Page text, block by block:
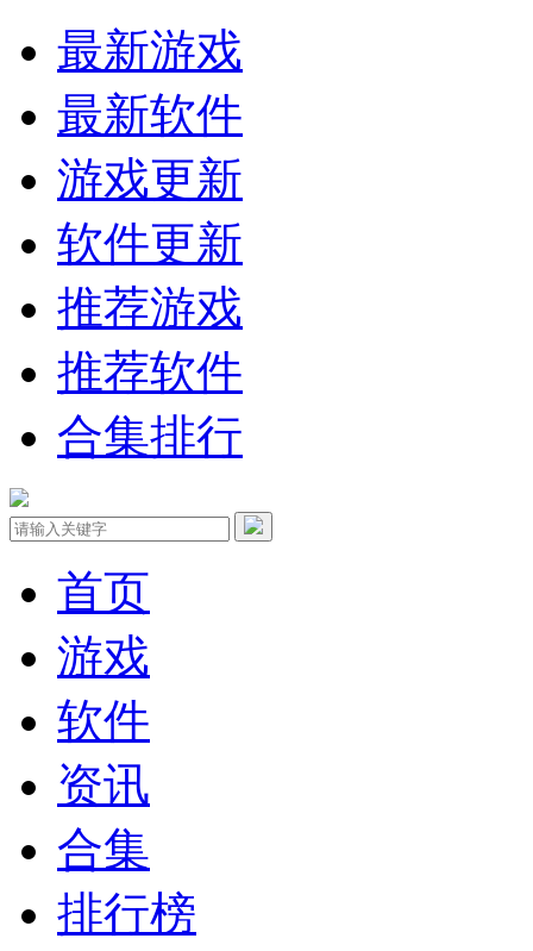
最新游戏
最新软件
游戏更新
软件更新
推荐游戏
推荐软件
合集排行
首页
游戏
软件
资讯
合集
排行榜